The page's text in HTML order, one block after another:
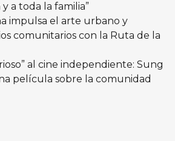
a toda la familia”
impulsa el arte urbano y
comunitarios con la Ruta de la
al cine independiente: Sung
película sobre la comunidad